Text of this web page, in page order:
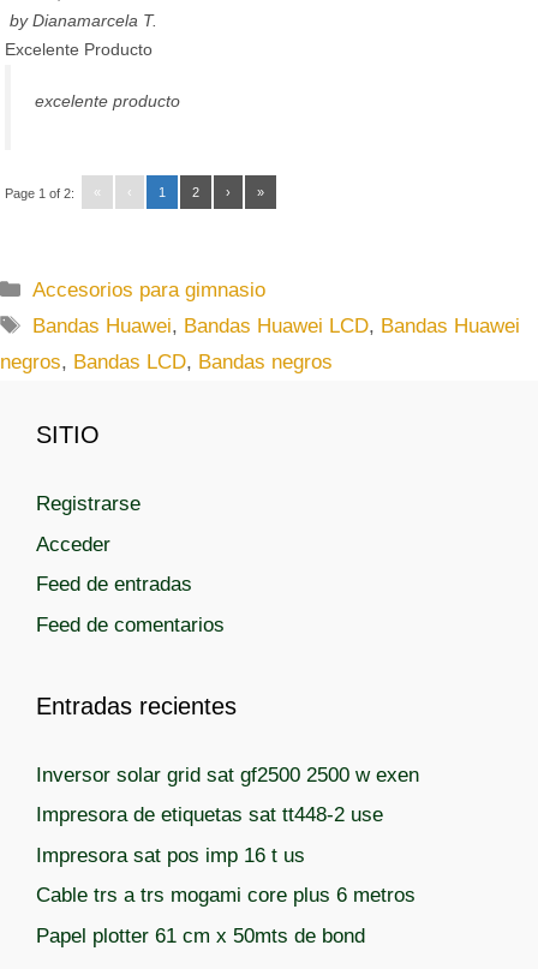
byDianamarcela T.
Excelente Producto
excelente producto
Page 1 of 2: « ‹ 1 2 › »
C
a
e
o
í
s
Accesorios para gimnasio
E
t
u
t
a
Bandas Huawei, Bandas Huawei LCD, Bandas Huawei
negros, Bandas LCD, Bandas negros
SITIO
Registrarse
Acceder
Feed de entradas
Feed de comentarios
Entradas recientes
Inversor solar grid sat gf2500 2500 w exen
Impresora de etiquetas sat tt448-2 use
Impresora sat pos imp 16 t us
Cable trs a trs mogami core plus 6 metros
Papel plotter 61 cm x 50mts de bond